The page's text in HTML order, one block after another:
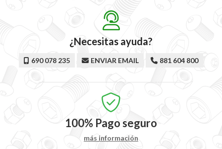
¿Necesitas ayuda?
690 078 235 ENVIAR EMAIL 881 604 800
100% Pago seguro
más información